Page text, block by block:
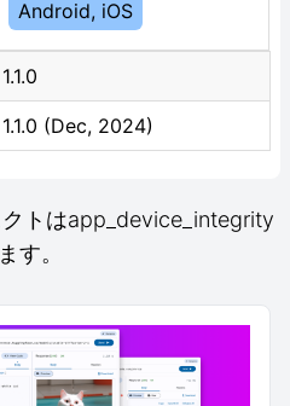
Android, iOS
1.1.0
1.1.0 (Dec, 2024)
トはapp_device_integrity
す。